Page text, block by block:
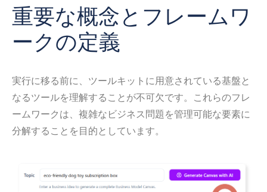
重要な概念とフレームワ
ークの定義
実行に移る前に、ツールキットに用意されている基盤と
なるツールを理解することが不可欠です。これらのフレ
ームワークは、複雑なビジネス問題を管理可能な要素に
分解することを目的としています。